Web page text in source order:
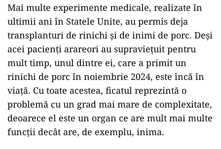
Mai multe experimente medicale, realizate în
ultimii ani în Statele Unite, au permis deja
transplanturi de rinichi și de inimi de porc. Deși
acei pacienți arareori au supraviețuit pentru
mult timp, unul dintre ei, care a primit un
rinichi de porc în noiembrie 2024, este încă în
viață. Cu toate acestea, ficatul reprezintă o
problemă cu un grad mai mare de complexitate,
deoarece el este un organ ce are mult mai multe
funcții decât are, de exemplu, inima.